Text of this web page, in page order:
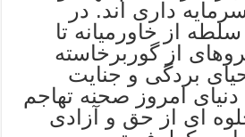
داری اند. در
از خاورمیانه تا
از گوربرخاسته
بردگی و جنایت
دنیای امروز صحنه تهاجم
ای از حق و آزادی